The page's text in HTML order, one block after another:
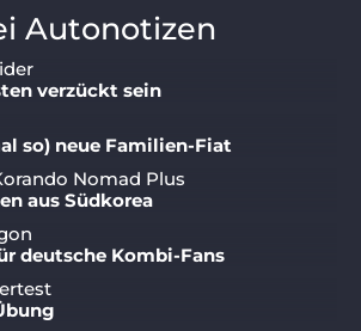
Autonotizen
verzückt sein
so) neue Familien-Fiat
Nomad Plus
aus Südkorea
deutsche Kombi-Fans